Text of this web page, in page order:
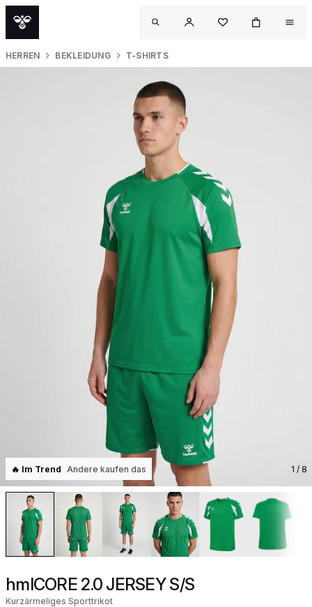
HERREN BEKLEIDUNG T-SHIRTS
🔥 Im Trend Andere kaufen das 1 / 8
hmlCORE 2.0 JERSEY S/S
Kurzärmeliges Sporttrikot